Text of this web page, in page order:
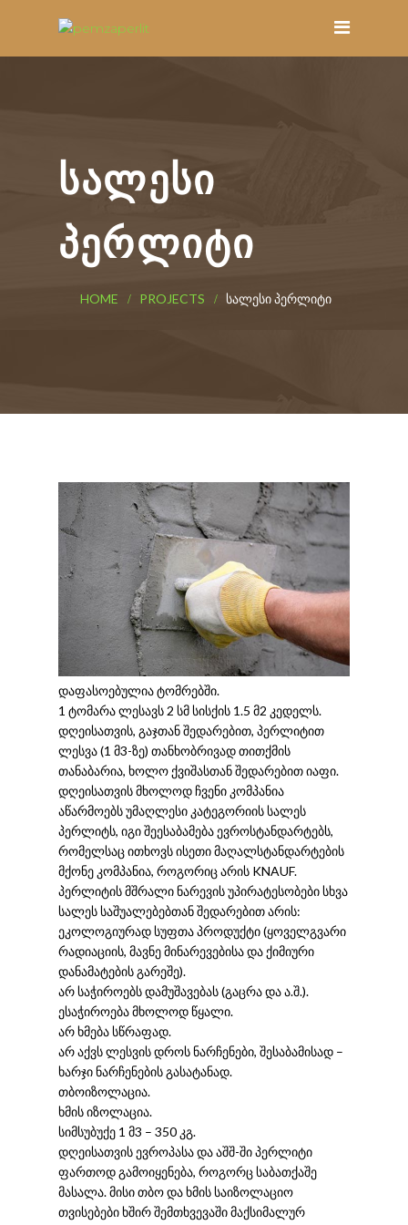
ᲡᲐᲚᲔᲡᲘ
ᲞᲔᲠᲚᲘᲢᲘ
HOME PROJECTS ᲡᲐᲚᲔᲡᲘ ᲞᲔᲠᲚᲘᲢᲘ
დაფასოებულია ტომრებში.
1 ტომარა ლესავს 2 სმ სისქის 1.5 მ2 კედელს.
დღეისათვის, გაჯთან შედარებით, პერლიტით
ლესვა (1 მ3-ზე) თანხობრივად თითქმის
თანაბარია, ხოლო ქვიშასთან შედარებით იაფი.
დღეისათვის მხოლოდ ჩვენი კომპანია
აწარმოებს უმაღლესი კატეგორიის სალეს
პერლიტს, იგი შეესაბამება ევროსტანდარტებს,
რომელსაც ითხოვს ისეთი მაღალსტანდარტების
მქონე კომპანია, როგორიც არის KNAUF.
პერლიტის მშრალი ნარევის უპირატესობები სხვა
სალეს საშუალებებთან შედარებით არის:
ეკოლოგიურად სუფთა პროდუქტი (ყოველგვარი
რადიაციის, მავნე მინარევებისა და ქიმიური
დანამატების გარეშე).
არ საჭიროებს დამუშავებას (გაცრა და ა.შ.).
ესაჭიროება მხოლოდ წყალი.
არ ხმება სწრაფად.
არ აქვს ლესვის დროს ნარჩენები, შესაბამისად –
ხარჯი ნარჩენების გასატანად.
თბოიზოლაცია.
ხმის იზოლაცია.
სიმსუბუქე 1 მ3 – 350 კგ.
დღეისათვის ევროპასა და აშშ-ში პერლიტი
ფართოდ გამოიყენება, როგორც საბათქაშე
მასალა. მისი თბო და ხმის საიზოლაციო
თვისებები ხშირ შემთხვევაში მაქსიმალურ